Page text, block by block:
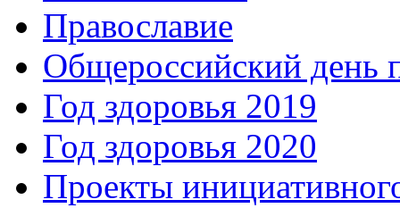
Православие
Общероссийский день
Год здоровья 2019
Год здоровья 2020
Проекты